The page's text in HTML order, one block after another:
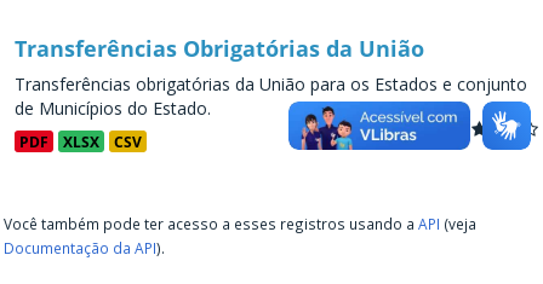
Transferências Obrigatórias da União
Transferências obrigatórias da União para os Estados e conjunto
de Municípios do Estado.
PDF XLSX CSV
Você também pode ter acesso a esses registros usando a API (veja
Documentação da API).